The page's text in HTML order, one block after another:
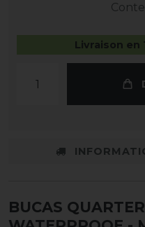
Livraison en
BUCAS